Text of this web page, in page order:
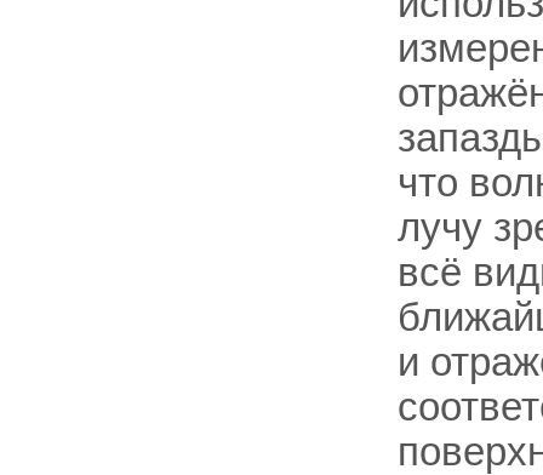
что
лучу
всё
и